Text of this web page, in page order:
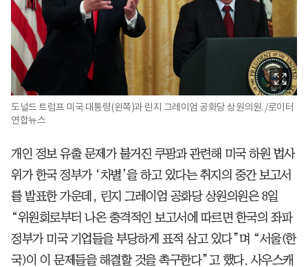
도널드 트럼프 미국 대통령(왼쪽)과 린지 그레이엄 공화당 상원의원. /로이터
연합뉴스
개인 정보 유출 문제가 불거진 쿠팡과 관련해 미국 하원 법사
위가 한국 정부가 ‘차별’을 하고 있다는 취지의 중간 보고서
를 발표한 가운데, 린지 그레이엄 공화당 상원의원은 8일
“위원회로부터 나온 충격적인 보고서에 따르면 한국의 좌파
정부가 미국 기업들을 부당하게 표적 삼고 있다”며 “서울(한
국)이 이 문제들을 해결할 것을 촉구한다”고 했다. 사우스캐